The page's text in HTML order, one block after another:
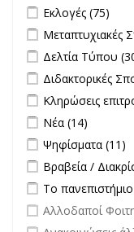
Apply Εκλογές filter
Εκλογές (75)
ApplyΜεταπτυχιακές
Apply Δελτία
Δελτία Τύπου
ApplyΔιδακτορικές
Apply Κληρώσεις
Κληρώσεις
Apply Νέα filter
Νέα (14)
Apply Ψηφίσματα
Ψηφίσματα (11)
Apply Βραβεία /
Βραβεία /
Apply Το
Το
undefined
Αλλοδαποί
undefined